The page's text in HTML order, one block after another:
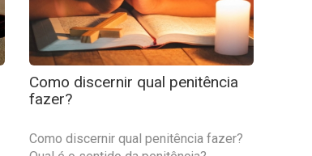
Como discernir qual penitência
fazer?
Como discernir qual penitência fazer?